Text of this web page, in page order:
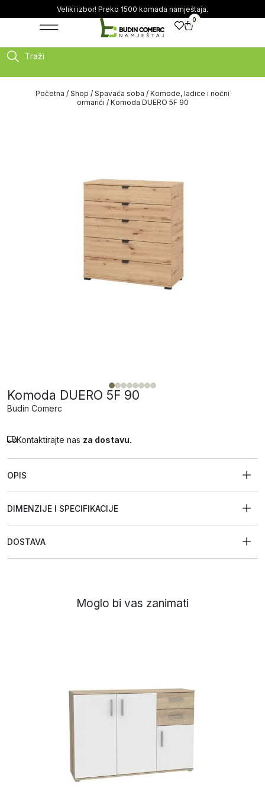
Veliki izbor! Preko 1500 komada namještaja.
0
Traži
Početna / Shop / Spavaća soba / Komode, ladice i noćni
ormarići / Komoda DUERO 5F 90
Komoda DUERO 5F 90
Budin Comerc
Kontaktirajte nas za dostavu.
OPIS
DIMENZIJE I SPECIFIKACIJE
DOSTAVA
Moglo bi vas zanimati